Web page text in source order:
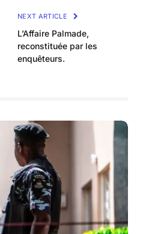
NEXT ARTICLE
L’Affaire Palmade,
reconstituée par les
enquêteurs.